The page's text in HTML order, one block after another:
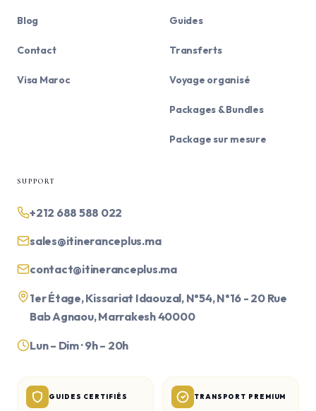
Blog
Contact
Visa Maroc
Guides
Transferts
Voyage organisé
Packages & Bundles
Package sur mesure
SUPPORT
+212 688 588 022
sales@itineranceplus.ma
contact@itineranceplus.ma
1er Étage, Kissariat Idaouzal, N°54, N°16 - 20 Rue
Bab Agnaou, Marrakesh 40000
Lun – Dim · 9h – 20h
GUIDES CERTIFIÉS TRANSPORT PREMIUM